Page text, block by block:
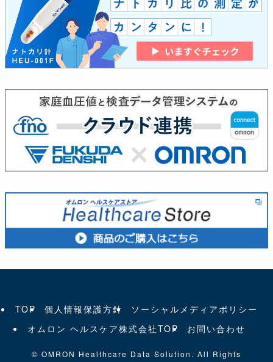
TOP 個人情報保護方針
ソーシャルメディアポリシー
オムロン ヘルスケア株式会社TOP
お問い合わせ
© OMRON Healthcare Data Solution. All Rights